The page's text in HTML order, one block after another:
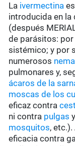
La ivermectina
introducida en la
(después
de parásitos:
sistémico; y por
numerosos
pulmonares y,
ácaros de la
moscas de los
eficaz contra
ni contra pulgas
mosquitos,
eficacia contra